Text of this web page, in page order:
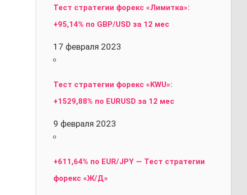
Тест стратегии форекс «Лимитка»:
+95,14% по GBP/USD за 12 мес
17 февраля 2023
Тест стратегии форекс «KWU»:
+1529,88% по EURUSD за 12 мес
9 февраля 2023
+611,64% по EUR/JPY — Тест стратегии
форекс «Ж/Д»